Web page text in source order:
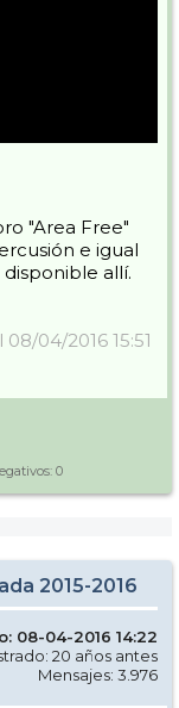
"Area Free"
e igual
allí.
04/2016 15:51
0
2015-2016
08-04-2016 14:22
20 años antes
Mensajes: 3.976